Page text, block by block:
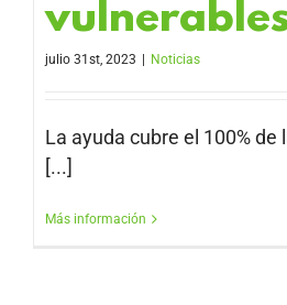
julio 31st, 2023 Noticias
La ayuda cubre el 100% de
[...]
Más información